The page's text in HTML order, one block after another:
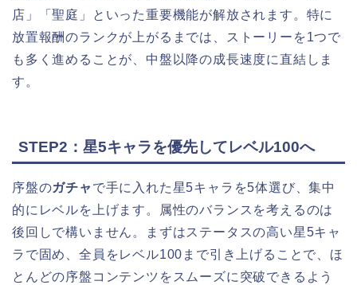
店」「聖庭」といった重要機能が解放されます。特に
放置報酬のランクが上がるまでは、ストーリーを1つで
も多く進めることが、中盤以降の成長速度に直結しま
す。
STEP2：星5キャラを優先してレベル100へ
序盤のガチャ で手に入れた星5キャラを5体選び、集中
的にレベルを上げます。属性のバランスを考えるのは
後回しで構いません。まずはステータスの高い星5キャ
ラで固め、全員をレベル100まで引き上げることで、ほ
とんどの序盤コンテンツをスムーズに突破できるよう